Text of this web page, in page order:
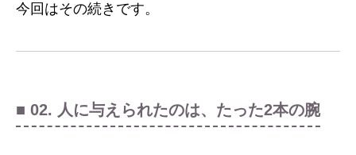
今回はその続きです。
■ 02. 人に与えられたのは、たった2本の腕